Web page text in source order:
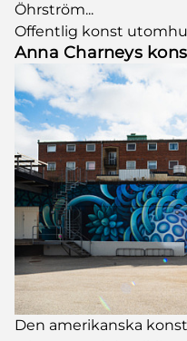
Öhrström...
Offentlig konst
Anna Charneys
Den amerikanska